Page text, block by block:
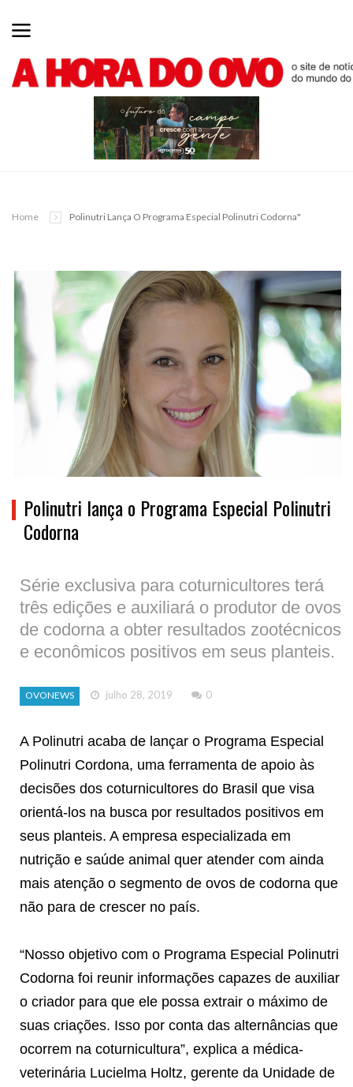
Home Polinutri Lança O Programa Especial Polinutri Codorna"
Polinutri lança o Programa Especial Polinutri
Codorna
Série exclusiva para coturnicultores terá
três edições e auxiliará o produtor de ovos
de codorna a obter resultados zootécnicos
e econômicos positivos em seus planteis.
OVONEWS julho 28, 2019 0
A Polinutri acaba de lançar o Programa Especial
Polinutri Cordona, uma ferramenta de apoio às
decisões dos coturnicultores do Brasil que visa
orientá-los na busca por resultados positivos em
seus planteis. A empresa especializada em
nutrição e saúde animal quer atender com ainda
mais atenção o segmento de ovos de codorna que
não para de crescer no país.
“Nosso objetivo com o Programa Especial Polinutri
Codorna foi reunir informações capazes de auxiliar
o criador para que ele possa extrair o máximo de
suas criações. Isso por conta das alternâncias que
ocorrem na coturnicultura”, explica a médica-
veterinária Lucielma Holtz, gerente da Unidade de